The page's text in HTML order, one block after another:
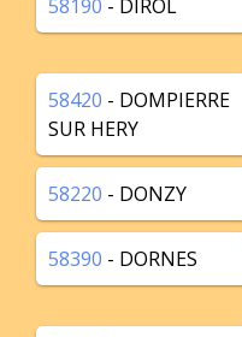
58190 - DIROL
58420 - DOMPIERRE
SUR HERY
58220 - DONZY
58390 - DORNES